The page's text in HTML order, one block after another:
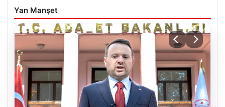
Yan Manşet